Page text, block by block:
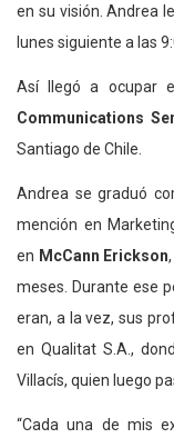
en su visión. Andrea
lunes siguiente a las
Así llegó a ocupar
Communications
Santiago de Chile.
Andrea se graduó
mención en
en McCann Erickson
meses. Durante ese
eran, a la vez, sus
en Qualitat S.A.,
Villacís, quien luego
“Cada una de mis